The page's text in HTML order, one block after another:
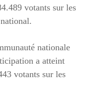
votants sur les
nationale
a atteint
votants sur les